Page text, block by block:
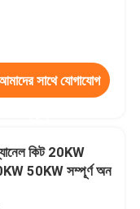
সাথে যোগাযোগ
কিট 20KW
50KW সম্পূর্ণ অন